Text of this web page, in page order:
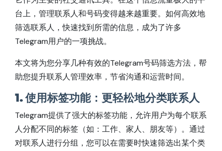
台上，管理联系人和号码变得越来越重要。如何高效地
筛选联系人，快速找到所需的信息，成为了许多
Telegram用户的一项挑战。
本文将为您分享几种有效的Telegram号码筛选方法，帮
助您提升联系人管理效率，节省沟通和运营时间。
1. 使用标签功能：更轻松地分类联系人
Telegram提供了强大的标签功能，允许用户为每个联系
人分配不同的标签（如：工作、家人、朋友等）。通过
对联系人进行分组，您可以在需要时快速筛选出某个类